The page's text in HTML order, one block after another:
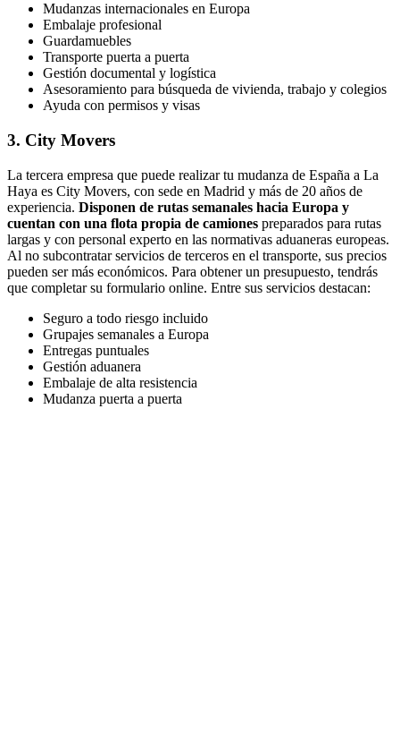
Mudanzas internacionales en Europa
Embalaje profesional
Guardamuebles
Transporte puerta a puerta
Gestión documental y logística
Asesoramiento para búsqueda de vivienda, trabajo y colegios
Ayuda con permisos y visas
3. City Movers
La tercera empresa que puede realizar tu mudanza de España a La
Haya es City Movers, con sede en Madrid y más de 20 años de
experiencia. Disponen de rutas semanales hacia Europa y
cuentan con una flota propia de camiones preparados para rutas
largas y con personal experto en las normativas aduaneras europeas.
Al no subcontratar servicios de terceros en el transporte, sus precios
pueden ser más económicos. Para obtener un presupuesto, tendrás
que completar su formulario online. Entre sus servicios destacan:
Seguro a todo riesgo incluido
Grupajes semanales a Europa
Entregas puntuales
Gestión aduanera
Embalaje de alta resistencia
Mudanza puerta a puerta